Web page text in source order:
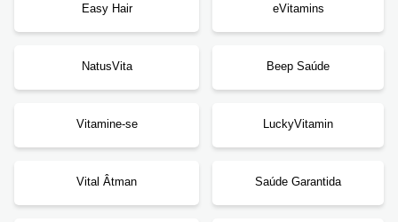
Easy Hair eVitamins
NatusVita Beep Saúde
Vitamine-se LuckyVitamin
Vital Âtman Saúde Garantida